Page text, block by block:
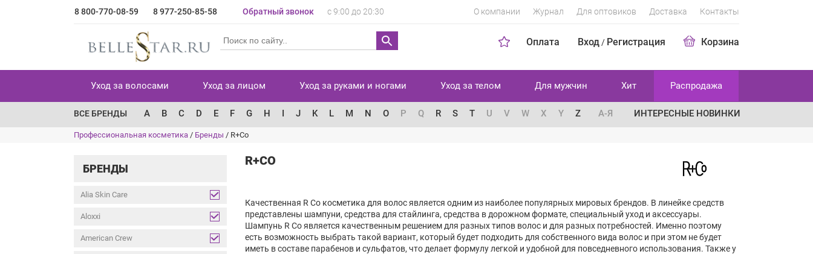
8 800-770-08-59 8 977-250-85-58 Обратный звонок с 9:00 до 20:30 О компании Журнал Для оптовиков Доставка Контакты
Оплата Вход / Регистрация Корзина
Уход за волосами Уход за лицом Уход за руками и ногами Уход за телом Для мужчин Хит Распродажа
ВСЕ БРЕНДЫ A B C D E F G H I J K L M N O P Q R S T U V W X Y Z А-Я ИНТЕРЕСНЫЕ НОВИНКИ
Профессиональная косметика / Бренды / R+Co
БРЕНДЫ
Alia Skin Care
Aloxxi
American Crew
R+CO
Качественная R Co косметика для волос является одним из наиболее популярных мировых брендов. В линейке средств
представлены шампуни, средства для стайлинга, средства в дорожном формате, специальный уход и аксессуары.
Шампунь R Co является качественным решением для разных типов волос и для разных потребностей. Именно поэтому
есть возможность выбрать такой вариант, который будет подходить для собственного вида волос и при этом не будет
иметь в составе парабенов и сульфатов, что делает формулу легкой и удобной для повседневного использования. Также у